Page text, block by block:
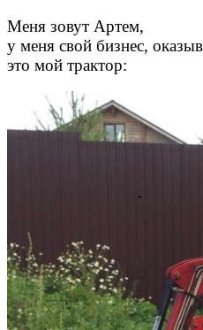
Меня зовут Артем,
у меня свой бизнес,
это мой трактор: